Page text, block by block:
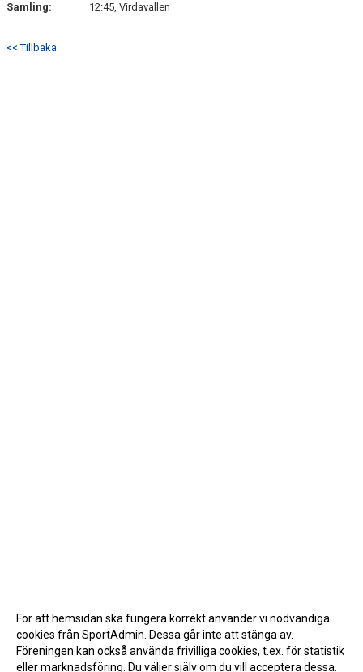
Samling:
12:45, Virdavallen
<< Tillbaka
För att hemsidan ska fungera korrekt använder vi nödvändiga
cookies från SportAdmin. Dessa går inte att stänga av.
Föreningen kan också använda frivilliga cookies, t.ex. för statistik
eller marknadsföring. Du väljer själv om du vill acceptera dessa.